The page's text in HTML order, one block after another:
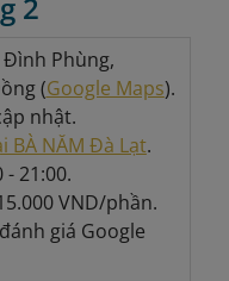
Phùng,
(Google Maps).
nhật.
BÀ NĂM Đà Lạt.
21:00.
VND/phần.
giá Google